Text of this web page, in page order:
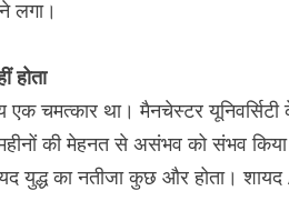
लगा।
होता
एक चमत्कार था। मैनचेस्टर
की मेहनत से असंभव को संभव
युद्ध का नतीजा कुछ और होता।